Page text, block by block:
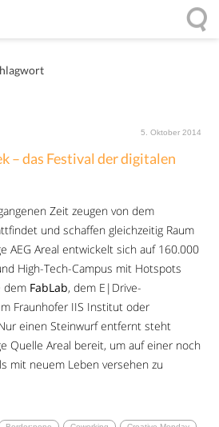
5. Oktober 2014
– das Festival der digitalen
Zeit zeugen von dem
und schaffen gleichzeitig Raum
AEG Areal entwickelt sich auf 160.000
High-Tech-Campus mit Hotspots
dem FabLab, dem E|Drive-
Fraunhofer IIS Institut oder
einen Steinwurf entfernt steht
Quelle Areal bereit, um auf einer noch
mit neuem Leben versehen zu